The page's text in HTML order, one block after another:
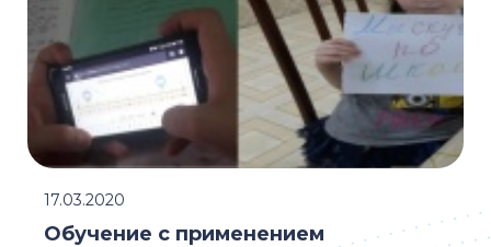
Обучение с применением
17.03.2020